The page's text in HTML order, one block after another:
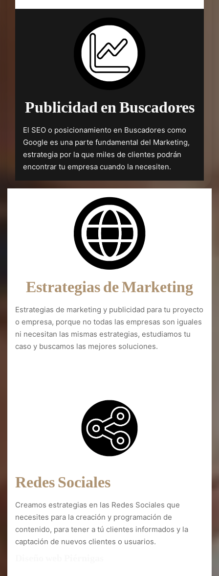
Publicidad en Buscadores
El SEO o posicionamiento en Buscadores como
Google es una parte fundamental del Marketing,
estrategia por la que miles de clientes podrán
encontrar tu empresa cuando la necesiten.
Estrategias de Marketing
Estrategias de marketing y publicidad para tu proyecto
o empresa, porque no todas las empresas son iguales
ni necesitan las mismas estrategias, estudiamos tu
caso y buscamos las mejores soluciones.
Redes Sociales
Creamos estrategias en las Redes Sociales que
necesites para la creación y programación de
contenido, para tener a tú clientes informados y la
captación de nuevos clientes o usuarios.